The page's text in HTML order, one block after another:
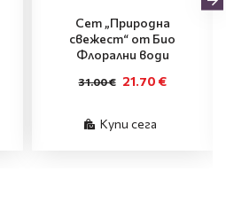
Сет „Природна
свежест“ от Био
Флорални води
21.70 €
31.00 €
Купи сега